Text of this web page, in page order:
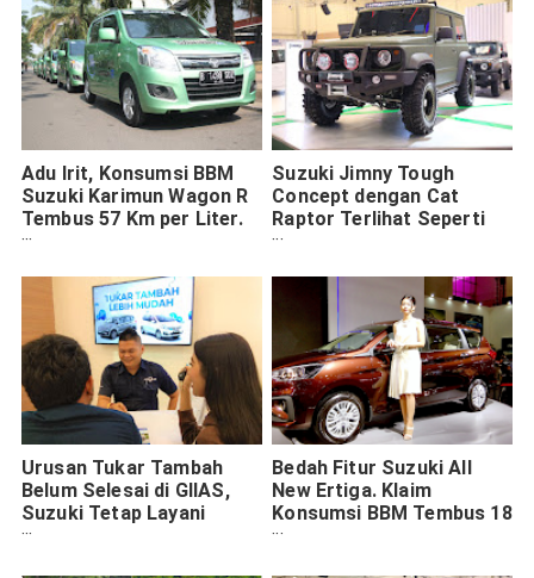
Adu Irit, Konsumsi BBM
Suzuki Karimun Wagon R
Tembus 57 Km per Liter.
Ertiga Juga Juara
Suzuki Jimny Tough
Concept dengan Cat
Raptor Terlihat Seperti
Anti-Peluru (8 Foto)
Urusan Tukar Tambah
Belum Selesai di GIIAS,
Suzuki Tetap Layani
Bahkan Beri Hadiah e-
Bedah Fitur Suzuki All
New Ertiga. Klaim
Konsumsi BBM Tembus 18
km per Liter